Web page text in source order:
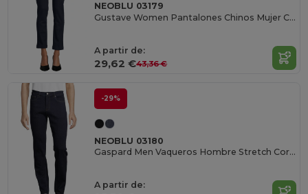
NEOBLU 03179
Gustave Women Pantalones Chinos Mujer Con Cintura Elástica
A partir de:
29,62 €43,36 €
-29%
NEOBLU 03180
Gaspard Men Vaqueros Hombre Stretch Corte Recto
A partir de: